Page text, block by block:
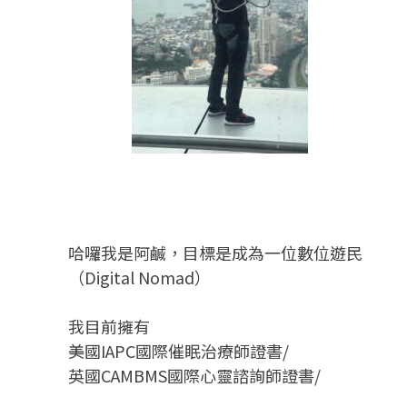
哈囉我是阿鹹，目標是成為一位數位遊民
（Digital Nomad）
我目前擁有
美國IAPC國際催眠治療師證書/
英國CAMBMS國際心靈諮詢師證書/